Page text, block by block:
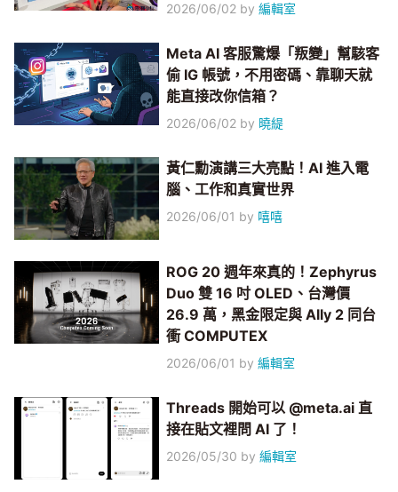
2026/06/02 by編輯室
Meta AI 客服驚爆「叛變」幫駭客
偷 IG 帳號，不用密碼、靠聊天就
能直接改你信箱？
2026/06/02 by 曉緹
黃仁勳演講三大亮點！AI 進入電
腦、工作和真實世界
2026/06/01 by 嘻嘻
ROG 20 週年來真的！Zephyrus
Duo 雙 16 吋 OLED、台灣價
26.9 萬，黑金限定與 Ally 2 同台
衝 COMPUTEX
2026/06/01 by編輯室
Threads 開始可以 @meta.ai 直
接在貼文裡問 AI 了！
2026/05/30 by編輯室